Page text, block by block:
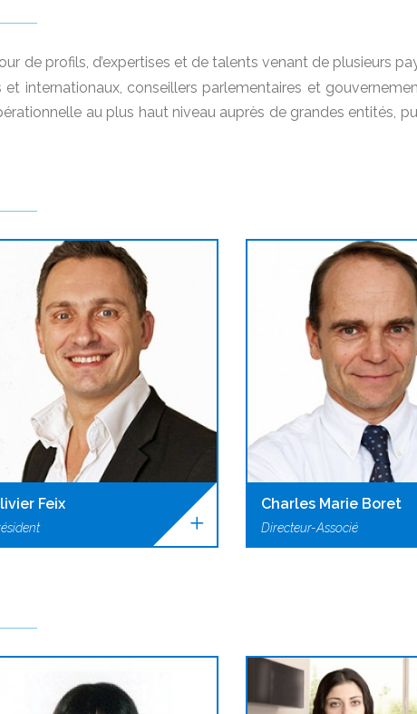
de profils, d’expertises et de talents venant de plusieurs
internationaux, conseillers parlementaires et
au plus haut niveau auprès de grandes entités,
Feix Charles Marie Boret
Directeur-Associé